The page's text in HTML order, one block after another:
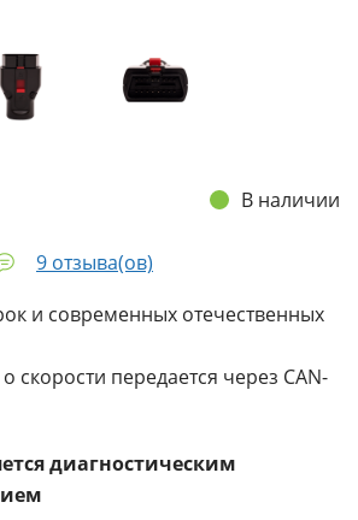
В наличии
9 отзыва(ов)
и современных отечественных
скорости передается через CAN-
диагностическим